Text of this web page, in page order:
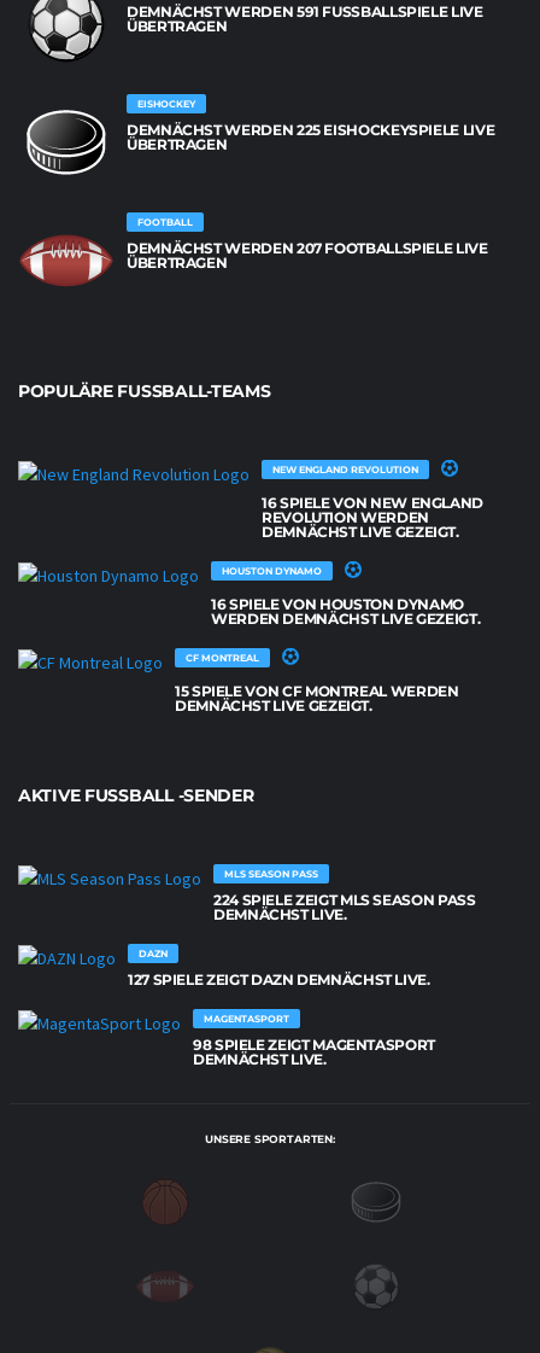
DEMNÄCHST WERDEN 591 FUSSBALLSPIELE LIVE Ü
BERTRAGEN
EISHOCKEY
DEMNÄCHST WERDEN 225 EISHOCKEYSPIELE LIVE
ÜBERTRAGEN
FOOTBALL
DEMNÄCHST WERDEN 207 FOOTBALLSPIELE LIVE
ÜBERTRAGEN
POPULÄRE FUSSBALL-TEAMS
NEW ENGLAND REVOLUTION
16 SPIELE VON NEW ENGLAND
REVOLUTION WERDEN
DEMNÄCHST LIVE GEZEIGT.
HOUSTON DYNAMO
16 SPIELE VON HOUSTON DYNAMO
WERDEN DEMNÄCHST LIVE GEZEIGT.
CF MONTREAL
15 SPIELE VON CF MONTREAL WERDEN
DEMNÄCHST LIVE GEZEIGT.
AKTIVE FUSSBALL -SENDER
MLS SEASON PASS
224 SPIELE ZEIGT MLS SEASON PASS
DEMNÄCHST LIVE.
DAZN
127 SPIELE ZEIGT DAZN DEMNÄCHST LIVE.
MAGENTASPORT
98 SPIELE ZEIGT MAGENTASPORT
DEMNÄCHST LIVE.
UNSERE SPORTARTEN: